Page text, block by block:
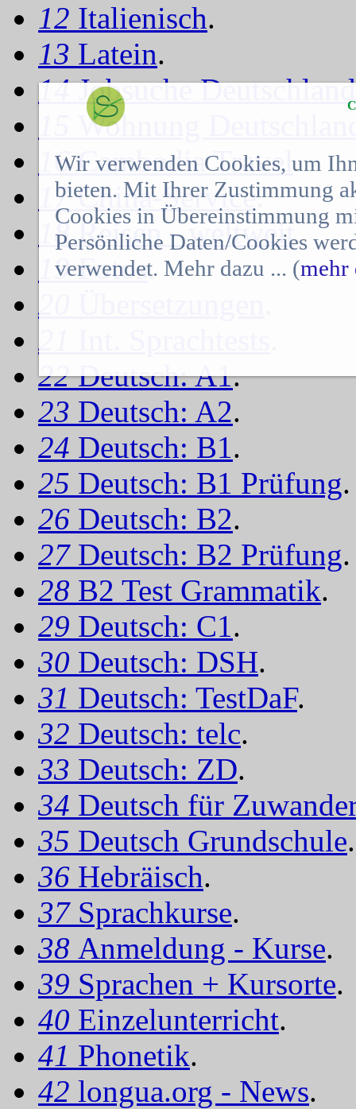
12 Italienisch.
13 Latein.
14Jobsuche Deutschland
Wohnung
16Cambodia Travel.
17China-Service.
18Reisen - weltweit.
19Fotos.
20
21
22Deutsch: A1.
23 Deutsch: A2.
24 Deutsch: B1.
25 Deutsch: B1 Prüfung.
26 Deutsch: B2.
27 Deutsch: B2 Prüfung.
28 B2 Test Grammatik.
29 Deutsch: C1.
30 Deutsch: DSH.
31 Deutsch: TestDaF.
32 Deutsch: telc.
33 Deutsch: ZD.
34 Deutsch für
35 Deutsch Grundschule.
36 Hebräisch.
37 Sprachkurse.
38 Anmeldung - Kurse.
39 Sprachen + Kursorte.
40 Einzelunterricht.
41 Phonetik.
42 longua.org - News.
Wir verwenden Cookies, um
bieten. Mit Ihrer Zustimmung
Cookies in Übereinstimmung
Persönliche Daten/Cookies
verwendet. Mehr dazu ... (mehr